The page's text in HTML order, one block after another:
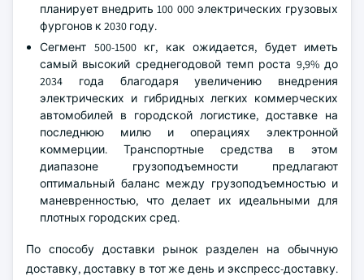
планирует внедрить 100 000 электрических грузовых
фургонов к 2030 году.
Сегмент 500-1500 кг, как ожидается, будет иметь
самый высокий среднегодовой темп роста 9,9% до
2034 года благодаря увеличению внедрения
электрических и гибридных легких коммерческих
автомобилей в городской логистике, доставке на
последнюю милю и операциях электронной
коммерции. Транспортные средства в этом
диапазоне грузоподъемности предлагают
оптимальный баланс между грузоподъемностью и
маневренностью, что делает их идеальными для
плотных городских сред.
По способу доставки рынок разделен на обычную
доставку, доставку в тот же день и экспресс-доставку.